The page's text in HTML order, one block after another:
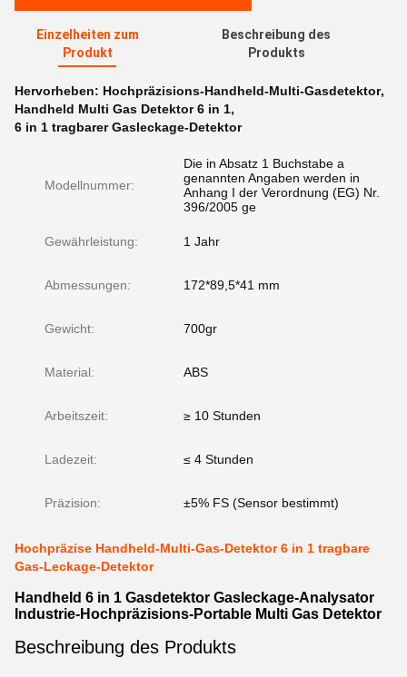
Einzelheiten zum
Produkt
Beschreibung des
Produkts
Hervorheben: Hochpräzisions-Handheld-Multi-Gasdetektor,
Handheld Multi Gas Detektor 6 in 1,
6 in 1 tragbarer Gasleckage-Detektor
Modellnummer:
Die in Absatz 1 Buchstabe a
genannten Angaben werden in
Anhang I der Verordnung (EG) Nr.
396/2005 ge
Gewährleistung: 1 Jahr
Abmessungen: 172*89,5*41 mm
Gewicht: 700gr
Material: ABS
Arbeitszeit: ≥ 10 Stunden
Ladezeit: ≤ 4 Stunden
Präzision: ±5% FS (Sensor bestimmt)
Hochpräzise Handheld-Multi-Gas-Detektor 6 in 1 tragbare
Gas-Leckage-Detektor
Handheld 6 in 1 Gasdetektor Gasleckage-Analysator
Industrie-Hochpräzisions-Portable Multi Gas Detektor
Beschreibung des Produkts